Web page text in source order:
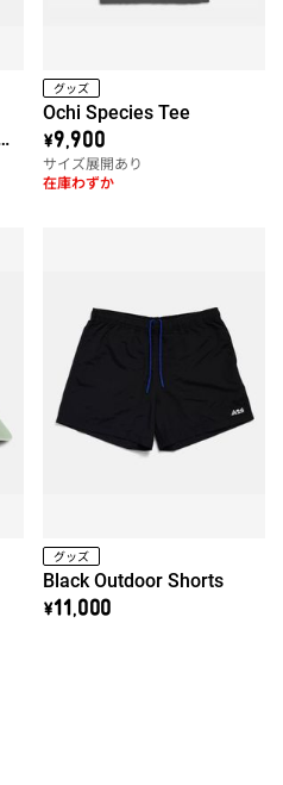
グッズ
Ochi Species Tee
\9,900
サイズ展開あり
在庫わずか
グッズ
Black Outdoor Shorts
\11,000